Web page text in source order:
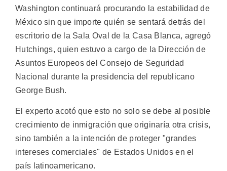
Washington continuará procurando la estabilidad de
México sin que importe quién se sentará detrás del
escritorio de la Sala Oval de la Casa Blanca, agregó
Hutchings, quien estuvo a cargo de la Dirección de
Asuntos Europeos del Consejo de Seguridad
Nacional durante la presidencia del republicano
George Bush.
El experto acotó que esto no solo se debe al posible
crecimiento de inmigración que originaría otra crisis,
sino también a la intención de proteger "grandes
intereses comerciales" de Estados Unidos en el
país latinoamericano.